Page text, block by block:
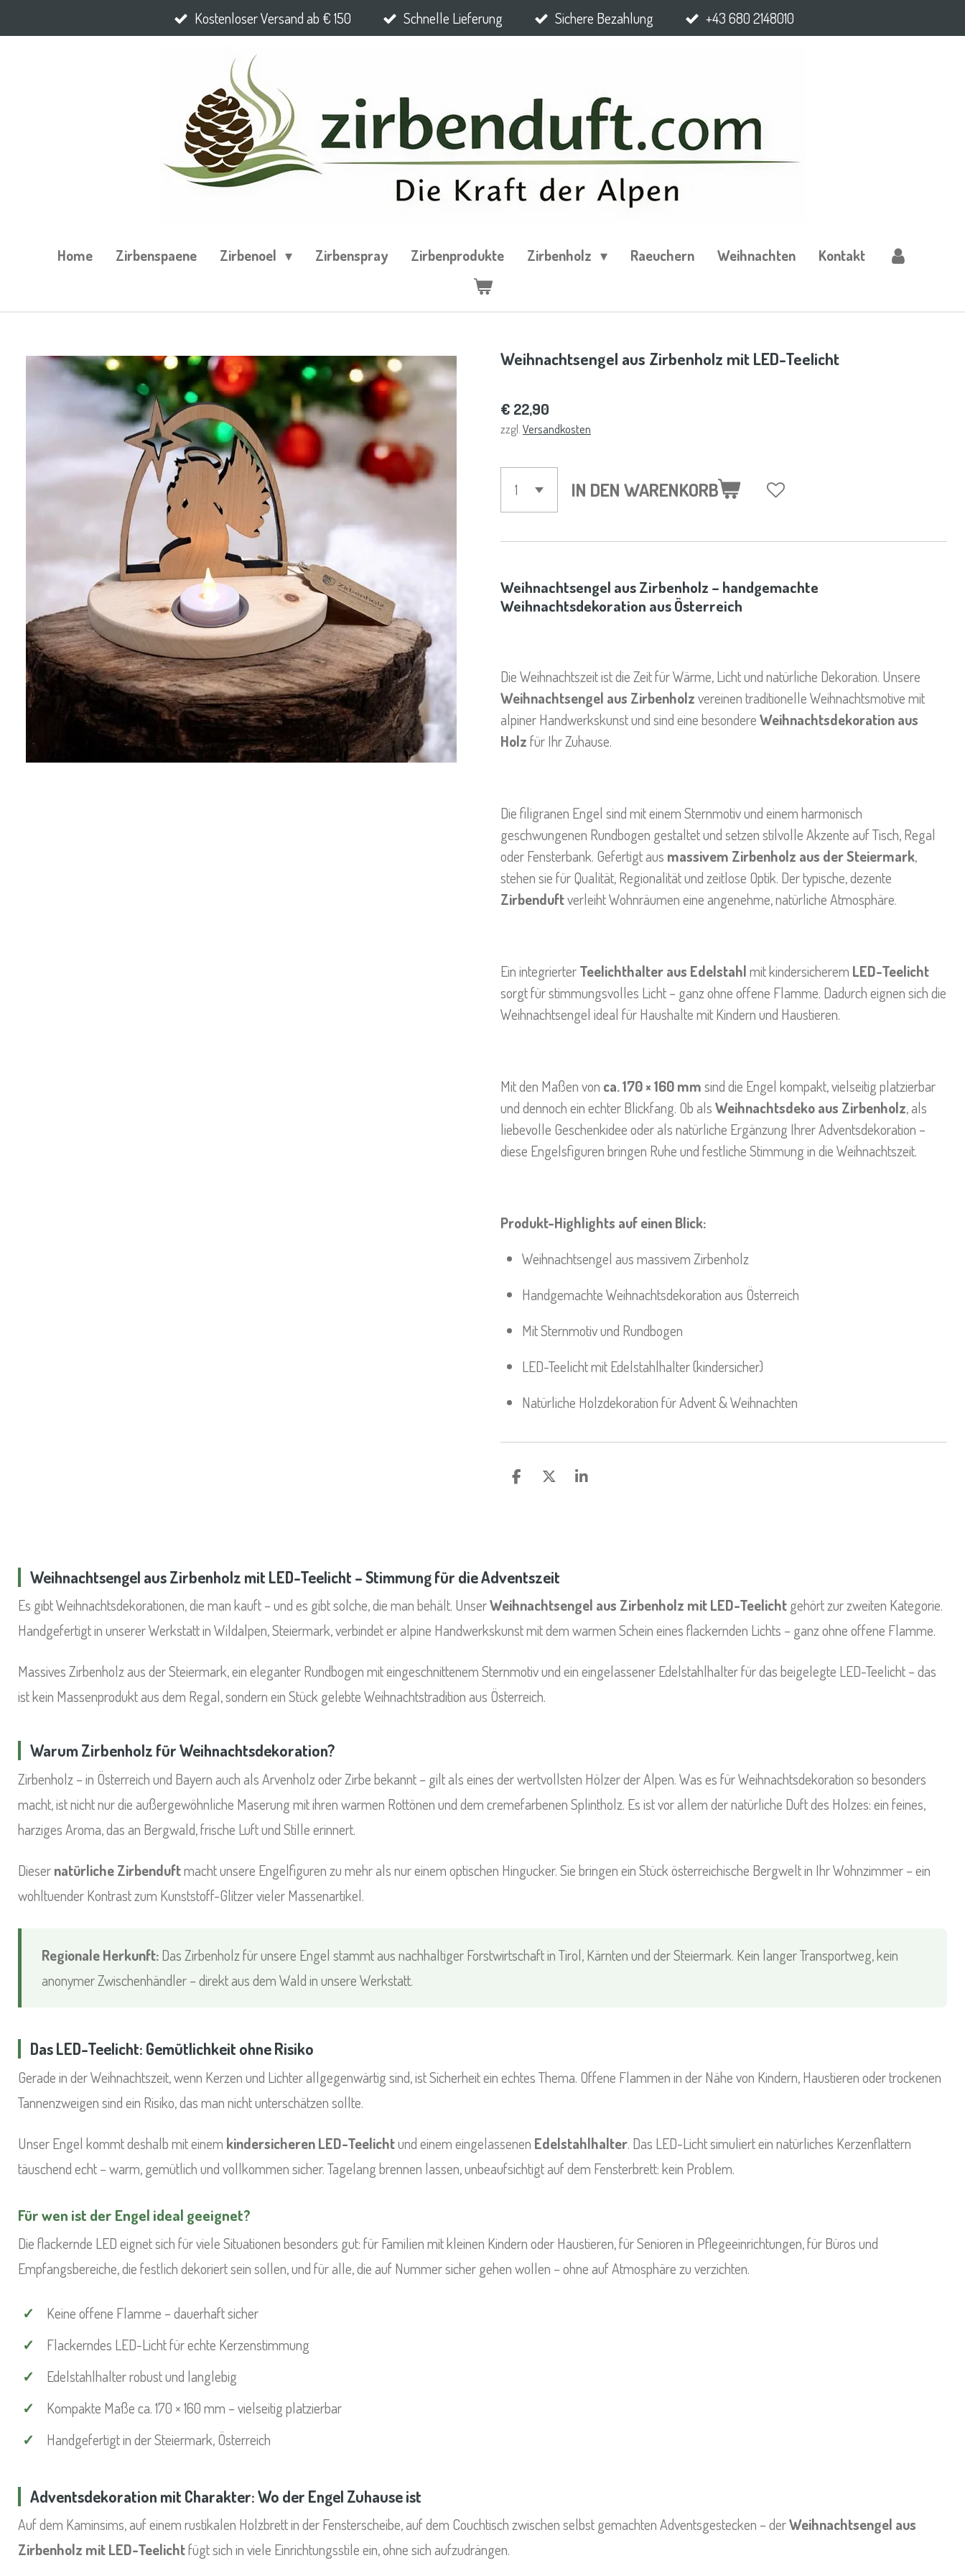
Hauptinhalt
Kostenloser Versand ab € 150 Schnelle Lieferung Sichere Bezahlung +43 680 2148010
Home Zirbenspaene Zirbenoel Zirbenspray Zirbenprodukte Zirbenholz Raeuchern Weihnachten Kontakt
Weihnachtsengel aus Zirbenholz mit LED-Teelicht
€ 22,90
zzgl. Versandkosten
IN DEN WARENKORB
Weihnachtsengel aus Zirbenholz – handgemachte
Weihnachtsdekoration aus Österreich
Die Weihnachtszeit ist die Zeit für Wärme, Licht und natürliche Dekoration. Unsere
Weihnachtsengel aus Zirbenholzvereinen traditionelle Weihnachtsmotive mit
alpiner Handwerkskunst und sind eine besondereWeihnachtsdekoration aus
Holzfür Ihr Zuhause.
Die filigranen Engel sind mit einem Sternmotiv und einem harmonisch
geschwungenen Rundbogen gestaltet und setzen stilvolle Akzente auf Tisch, Regal
oder Fensterbank. Gefertigt aus massivem Zirbenholz aus der Steiermark,
stehen sie für Qualität, Regionalität und zeitlose Optik. Der typische, dezente
Zirbenduftverleiht Wohnräumen eine angenehme, natürliche Atmosphäre.
Ein integrierterTeelichthalter aus Edelstahlmit kindersicherem LED-Teelicht
sorgt für stimmungsvolles Licht – ganz ohne offene Flamme. Dadurch eignen sich die
Weihnachtsengel ideal für Haushalte mit Kindern und Haustieren.
Mit den Maßen von ca. 170 × 160 mmsind die Engel kompakt, vielseitig platzierbar
und dennoch ein echter Blickfang. Ob alsWeihnachtsdeko aus Zirbenholz, als
liebevolle Geschenkidee oder als natürliche Ergänzung Ihrer Adventsdekoration –
diese Engelsfiguren bringen Ruhe und festliche Stimmung in die Weihnachtszeit.
Produkt-Highlights auf einen Blick:
Weihnachtsengel aus massivem Zirbenholz
Handgemachte Weihnachtsdekoration aus Österreich
Mit Sternmotiv und Rundbogen
LED-Teelicht mit Edelstahlhalter (kindersicher)
Natürliche Holzdekoration für Advent & Weihnachten
T
T
T
Weihnachtsengel aus Zirbenholz mit LED-Teelicht – Stimmung für die Adventszeit
Es gibt Weihnachtsdekorationen, die man kauft – und es gibt solche, die man behält. UnserWeihnachtsengel aus Zirbenholz mit LED-Teelichtgehört zur zweiten Kategorie.
Handgefertigt in unserer Werkstatt in Wildalpen, Steiermark, verbindet er alpine Handwerkskunst mit dem warmen Schein eines flackernden Lichts – ganz ohne offene Flamme.
Massives Zirbenholz aus der Steiermark, ein eleganter Rundbogen mit eingeschnittenem Sternmotiv und ein eingelassener Edelstahlhalter für das beigelegte LED-Teelicht – das
ist kein Massenprodukt aus dem Regal, sondern ein Stück gelebte Weihnachtstradition aus Österreich.
Warum Zirbenholz für Weihnachtsdekoration?
Zirbenholz – in Österreich und Bayern auch als Arvenholz oder Zirbe bekannt – gilt als eines der wertvollsten Hölzer der Alpen. Was es für Weihnachtsdekoration so besonders
macht, ist nicht nur die außergewöhnliche Maserung mit ihren warmen Rottönen und dem cremefarbenen Splintholz. Es ist vor allem der natürliche Duft des Holzes: ein feines,
harziges Aroma, das an Bergwald, frische Luft und Stille erinnert.
Diesernatürliche Zirbenduftmacht unsere Engelfiguren zu mehr als nur einem optischen Hingucker. Sie bringen ein Stück österreichische Bergwelt in Ihr Wohnzimmer – ein
wohltuender Kontrast zum Kunststoff-Glitzer vieler Massenartikel.
Regionale Herkunft:Das Zirbenholz für unsere Engel stammt aus nachhaltiger Forstwirtschaft in Tirol, Kärnten und der Steiermark. Kein langer Transportweg, kein
anonymer Zwischenhändler – direkt aus dem Wald in unsere Werkstatt.
Das LED-Teelicht: Gemütlichkeit ohne Risiko
Gerade in der Weihnachtszeit, wenn Kerzen und Lichter allgegenwärtig sind, ist Sicherheit ein echtes Thema. Offene Flammen in der Nähe von Kindern, Haustieren oder trockenen
Tannenzweigen sind ein Risiko, das man nicht unterschätzen sollte.
Unser Engel kommt deshalb mit einem kindersicheren LED-Teelichtund einem eingelassenen Edelstahlhalter. Das LED-Licht simuliert ein natürliches Kerzenflattern
täuschend echt – warm, gemütlich und vollkommen sicher. Tagelang brennen lassen, unbeaufsichtigt auf dem Fensterbrett: kein Problem.
Für wen ist der Engel ideal geeignet?
Die flackernde LED eignet sich für viele Situationen besonders gut: für Familien mit kleinen Kindern oder Haustieren, für Senioren in Pflegeeinrichtungen, für Büros und
Empfangsbereiche, die festlich dekoriert sein sollen, und für alle, die auf Nummer sicher gehen wollen – ohne auf Atmosphäre zu verzichten.
Keine offene Flamme – dauerhaft sicher
Flackerndes LED-Licht für echte Kerzenstimmung
Edelstahlhalter robust und langlebig
Kompakte Maße ca. 170 × 160 mm – vielseitig platzierbar
Handgefertigt in der Steiermark, Österreich
Adventsdekoration mit Charakter: Wo der Engel Zuhause ist
Auf dem Kaminsims, auf einem rustikalen Holzbrett in der Fensterscheibe, auf dem Couchtisch zwischen selbst gemachten Adventsgestecken – derWeihnachtsengel aus
Zirbenholz mit LED-Teelichtfügt sich in viele Einrichtungsstile ein, ohne sich aufzudrängen.